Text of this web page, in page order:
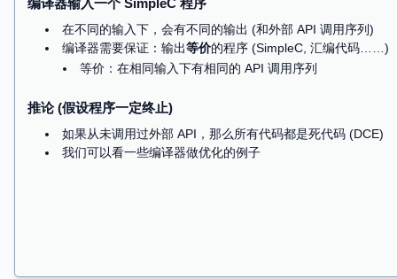
struct CPUState {
uint32_t regs [ 32], csrs[CSR_COUNT];
uint8_t *mem;
uint32_t mem_offset, mem_size;
无情的、执行指令的
取指令、译码、执行……